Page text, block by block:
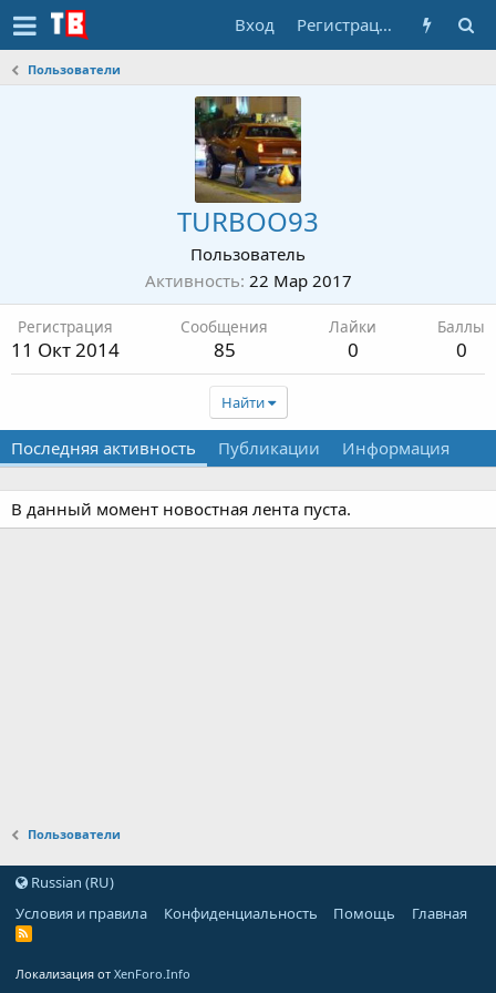
Вход Регистрация
Пользователи
TURBOO93
Пользователь
Активность 22 Мар 2017
Регистрация
11 Окт 2014
Сообщения
85
Лайки
0
Баллы
0
Найти
Последняя активность Публикации Информация
В данный момент новостная лента пуста.
Пользователи
Russian (RU)
Условия и правила
Конфиденциальность Помощь Главная
Локализация от XenForo.Info